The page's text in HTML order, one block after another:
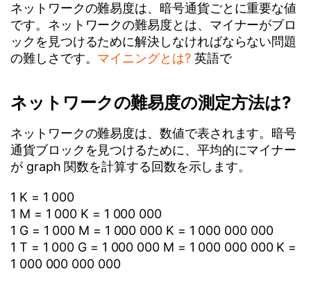
ネットワークの難易度は、暗号通貨ごとに重要な値
です。ネットワークの難易度とは、マイナーがブロ
ックを見つけるために解決しなければならない問題
の難しさです。 マイニングとは?英語で
ネットワークの難易度の測定方法は?
ネットワークの難易度は、数値で表されます。暗号
通貨ブロックを見つけるために、平均的にマイナー
が graph 関数を計算する回数を示します。
1 K = 1 000
1 M = 1 000 K = 1 000 000
1 G = 1 000 M = 1 000 000 K = 1 000 000 000
1 T = 1 000 G = 1 000 000 M = 1 000 000 000 K =
1 000 000 000 000